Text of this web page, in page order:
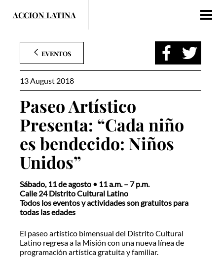
EVENTOS
13 August 2018
Paseo Artístico
Presenta: “Cada niño
es bendecido: Niños
Unidos”
Sábado, 11 de agosto • 11 a.m. – 7 p.m.
Calle 24 Distrito Cultural Latino
Todos los eventos y actividades son gratuitos para
todas las edades
El paseo artístico bimensual del Distrito Cultural
Latino regresa a la Misión con una nueva línea de
programación artística gratuita y familiar.